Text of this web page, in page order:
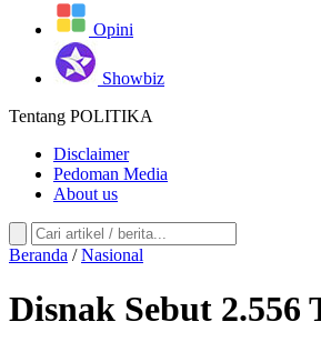
Opini
Showbiz
Tentang POLITIKA
Disclaimer
Pedoman Media
About us
Beranda / Nasional
Disnak Sebut